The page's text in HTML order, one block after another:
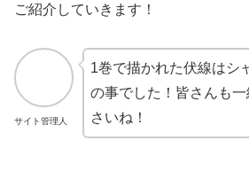
ご紹介していきます！
サイト管理人
1巻で描かれた伏線はシ
の事でした！皆さんも
さいね！